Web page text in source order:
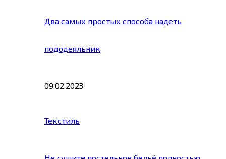
Два самых простых способа надеть
пододеяльник
09.02.2023
Текстиль